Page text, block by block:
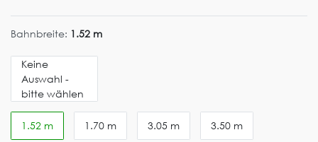
Bahnbreite: 1.52 m
Keine
Auswahl -
bitte wählen
1.52 m 1.70 m 3.05 m 3.50 m